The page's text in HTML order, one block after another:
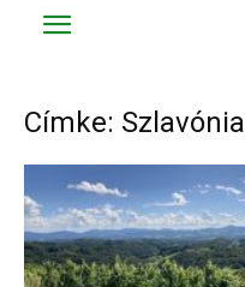
Címke: Szlavónia